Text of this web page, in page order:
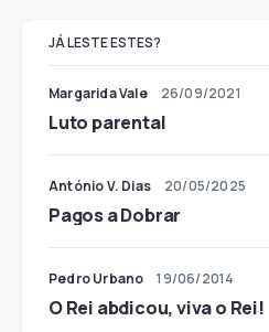
JÁ LESTE ESTES?
Margarida Vale 26/09/2021
Luto parental
António V. Dias 20/05/2025
Pagos a Dobrar
Pedro Urbano 19/06/2014
O Rei abdicou, viva o Rei!